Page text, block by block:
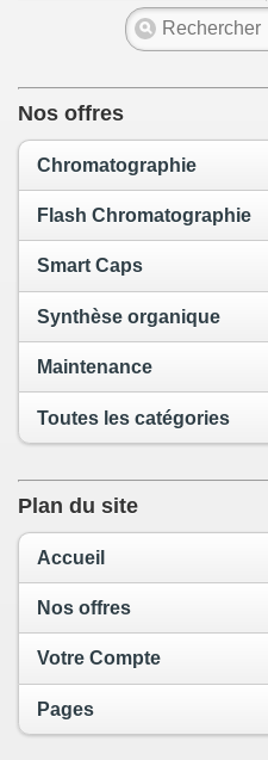
Nos offres
Chromatographie
Flash Chromatographie
Smart Caps
Synthèse organique
Maintenance
Toutes les catégories
Plan du site
Accueil
Nos offres
Votre Compte
Pages